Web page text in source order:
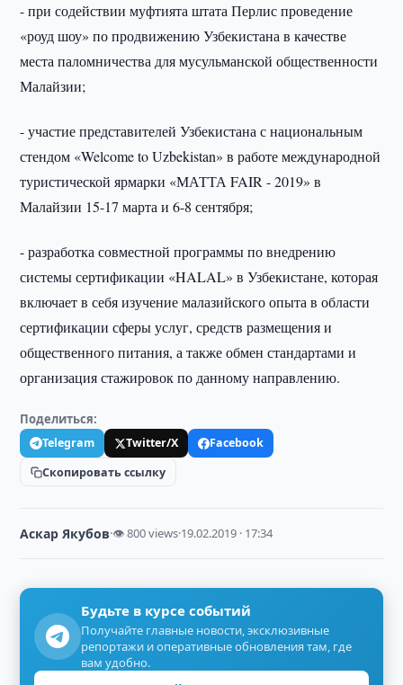
- при содействии муфтията штата Перлис проведение
«роуд шоу» по продвижению Узбекистана в качестве
места паломничества для мусульманской общественности
Малайзии;
- участие представителей Узбекистана с национальным
стендом «Welcome to Uzbekistan» в работе международной
туристической ярмарки «МАТТА FAIR - 2019» в
Малайзии 15-17 марта и 6-8 сентября;
- разработка совместной программы по внедрению
системы сертификации «HALAL» в Узбекистане, которая
включает в себя изучение малазийского опыта в области
сертификации сферы услуг, средств размещения и
общественного питания, а также обмен стандартами и
организация стажировок по данному направлению.
Поделиться:
Telegram Twitter/X
Facebook
Скопировать ссылку
Аскар Якубов·👁 800 views·19.02.2019 · 17:34
Будьте в курсе событий
Получайте главные новости, эксклюзивные
репортажи и оперативные обновления там, где
вам удобно.